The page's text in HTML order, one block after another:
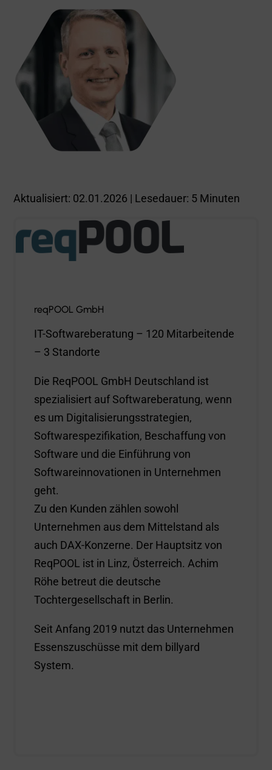
Aktualisiert: 02.01.2026 | Lesedauer: 5 Minuten
reqPOOL GmbH
IT-Softwareberatung – 120 Mitarbeitende
– 3 Standorte
Die ReqPOOL GmbH Deutschland ist
spezialisiert auf Softwareberatung, wenn
es um Digitalisierungsstrategien,
Softwarespezifikation, Beschaffung von
Software und die Einführung von
Softwareinnovationen in Unternehmen
geht.
Zu den Kunden zählen sowohl
Unternehmen aus dem Mittelstand als
auch DAX-Konzerne. Der Hauptsitz von
ReqPOOL ist in Linz, Österreich. Achim
Röhe betreut die deutsche
Tochtergesellschaft in Berlin.
Seit Anfang 2019 nutzt das Unternehmen
Essenszuschüsse mit dem billyard
System.